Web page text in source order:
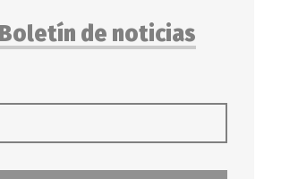
Boletín de noticias